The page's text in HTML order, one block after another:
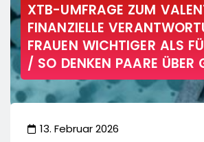
XTB-UMFRAGE ZUM
FINANZIELLE
FRAUEN WICHTIGER ALS
/ SO DENKEN PAARE ÜBER
13. Februar 2026